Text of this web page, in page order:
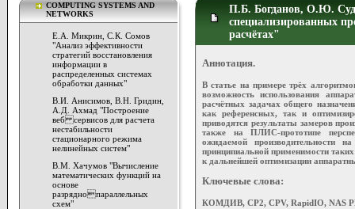
COMPUTING SYSTEMS AND
NETWORKS
Е.А. Микрин, С.К. Сомов
"Анализ эффективности
стратегий восстановления
информации в
распределенных системах
обработки данных"
В.И. Анисимов, В.Н. Гридин,
А.Д. Ахмад "Построение
веб сервисов для расчета
нестабильности
стационарного режима
нелинейных систем"
В.М. Хачумов "Вычисление
математических функций на
основе
разряднопараллельных
схем"
П.Б. Богданов, О.Ю.
специализированных
расчётах"
Аннотация.
В статье на примере трёх
возможность использования
расчётных задачах общего
как референсных, так и
приводятся результаты замеров
также на ПЛИС-прототипе
ожидаемой производительности
принципиальной применимости
к дальнейшей оптимизации
Ключевые слова:
КОМДИВ, CP2, CPV, RapidIO, NAS